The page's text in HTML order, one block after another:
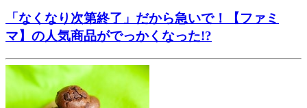
「なくなり次第終了」だから急いで！【ファミ
マ】の人気商品がでっかくなった!?